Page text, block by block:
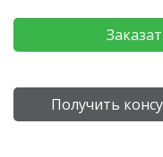
Получить